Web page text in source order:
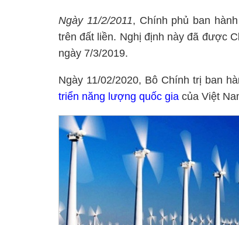
Ngày 11/2/2011, Chính phủ ban
trên đất liền. Nghị định này đã được
ngày 7/3/2019.
Ngày 11/02/2020, Bô Chính trị ban
triển năng lượng quốc gia của Việt